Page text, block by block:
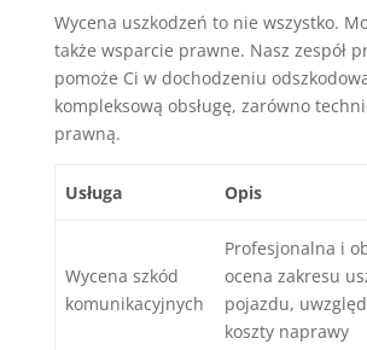
Wycena uszkodzeń to nie wszystko.
także wsparcie prawne. Nasz zespół
pomoże Ci w dochodzeniu
kompleksową obsługę, zarówno
prawną.
Usługa Opis
Wycena szkód
komunikacyjnych
Profesjonalna i
ocena zakresu
pojazdu,
koszty naprawy